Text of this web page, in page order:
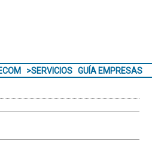
>SERVICIOS GUÍA EMPRESAS